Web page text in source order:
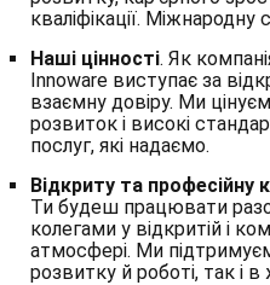
кваліфікації.
Наші цінності. Як
Innoware виступає за
взаємну довіру. Ми
розвиток і високі
послуг, які надаємо.
Відкриту та професійну
Ти будеш працювати
колегами у відкритій і
атмосфері. Ми
розвитку й роботі, так і